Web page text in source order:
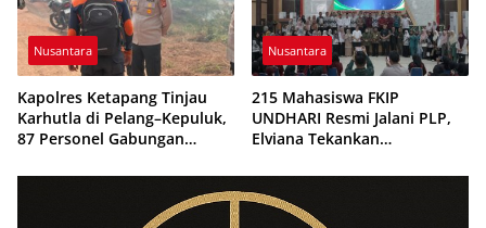
Nusantara
Kapolres Ketapang Tinjau
Karhutla di Pelang–Kepuluk,
87 Personel Gabungan
Nusantara
215 Mahasiswa FKIP
UNDHARI Resmi Jalani PLP,
Elviana Tekankan
dan Profesionalisme Calon
Guru